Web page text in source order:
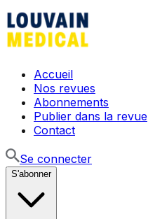
Accueil
Nos revues
Abonnements
Publier dans la revue
Contact
Se connecter
S'abonner